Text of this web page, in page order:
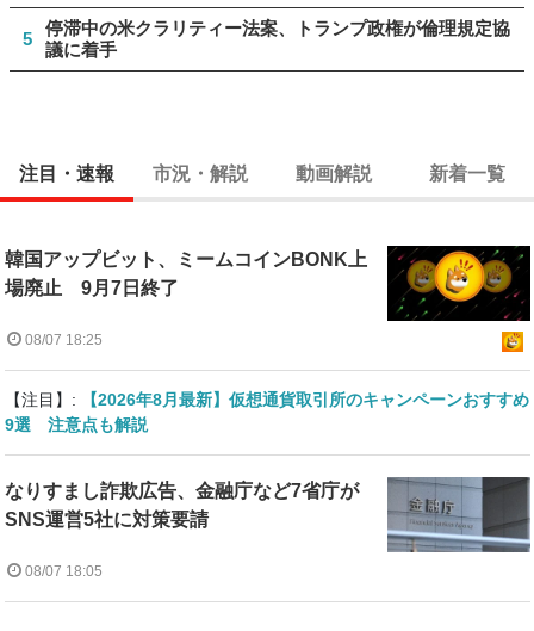
5
停滞中の米クラリティー法案、トランプ政権が倫理規定協
議に着手
注目・速報 市況・解説 動画解説 新着一覧
韓国アップビット、ミームコインBONK上
場廃止 9月7日終了
08/07 18:25
【注目】:
【2026年8月最新】仮想通貨取引所のキャンペーンおすすめ
9選 注意点も解説
なりすまし詐欺広告、金融庁など7省庁が
SNS運営5社に対策要請
08/07 18:05